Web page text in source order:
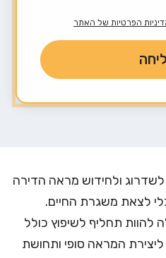
ולחידוש מראה הדירה
לצאת משגרת החיים.
להוות תחליף לשיפוץ כולל
ליצירת המראה סופי ותחושת
הפרטיות של האתר